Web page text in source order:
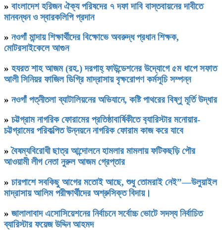
» বাংলাদেশ হরিজন ঐক্য পরিষদের ৭ দফা দাবি বাস্তবায়নের দাবীতে
মানবন্ধন ও স্বারকলিপি প্রদান
» নওগাঁ মান্দায় শিক্ষার্থীদের বিক্ষোভে অবরুদ্ধ প্রধান শিক্ষক,
মোটরসাইকেলে আগুন
» হযরত শাহ আজম (রহ.) দরগাহ্ ফাউন্ডেশনের উদ্যোগে ৫ম ধাপে সফাত
আলী সিনিয়র ফাজিল ডিগ্রি মাদ্রাসায় বৃক্ষরোপণ কর্মসূচি সম্পন্ন
» নওগাঁ পত্নীতলা ব্যাটালিয়নের অভিযানে, কষ্টি পাথরের বিষ্ণু মূর্তি উদ্ধার
» চট্টগ্রাম নাগরিক ফোরামের প্রতিষ্ঠাবার্ষিকীতে ব‍্যারিস্টার মনোয়ার-
চট্টগ্রামের পরিকল্পিত উন্নয়নে নাগরিক ফোরাম কাজ করে যাবে
»বৈষম্যবিরোধী ছাত্র আন্দোলনে হামলার মামলায় ফটিকছড়ি পৌর
আওয়ামী লীগ নেতা নুরুল আজম গ্রেপ্তার
» চারপাশে সবকিছু আগের মতোই আছে, শুধু তোমরাই নেই”—উলুয়াইল
মাদ্রাসায় আলিম পরীক্ষার্থীদের অশ্রুসিক্ত বিদায়।
» জালালাবাদ এসোসিয়েশনের নির্বাচনে সর্বোচ্চ ভোটে সদস্য নির্বাচিত
ব্যারিস্টার ফয়েজ উদ্দিন আহমদ